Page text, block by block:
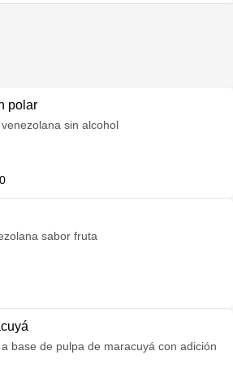
polar
sin alcohol
sabor fruta
base de pulpa de maracuyá con adición